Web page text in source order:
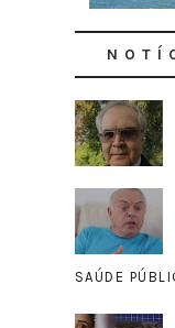
SAÚDE